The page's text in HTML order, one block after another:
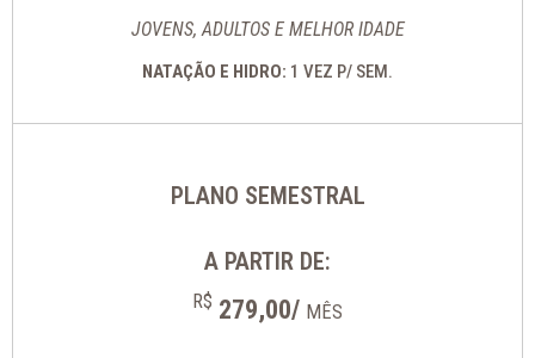
JOVENS, ADULTOS E MELHOR IDADE
NATAÇÃO E HIDRO: 1 VEZ P/ SEM.
PLANO SEMESTRAL
A PARTIR DE:
R$ 279,00/ MÊS